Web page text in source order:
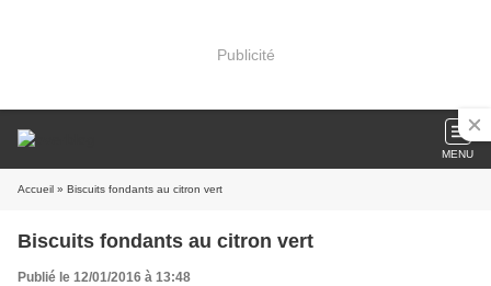
Publicité
MENU
Accueil » Biscuits fondants au citron vert
Biscuits fondants au citron vert
Publié le 12/01/2016 à 13:48